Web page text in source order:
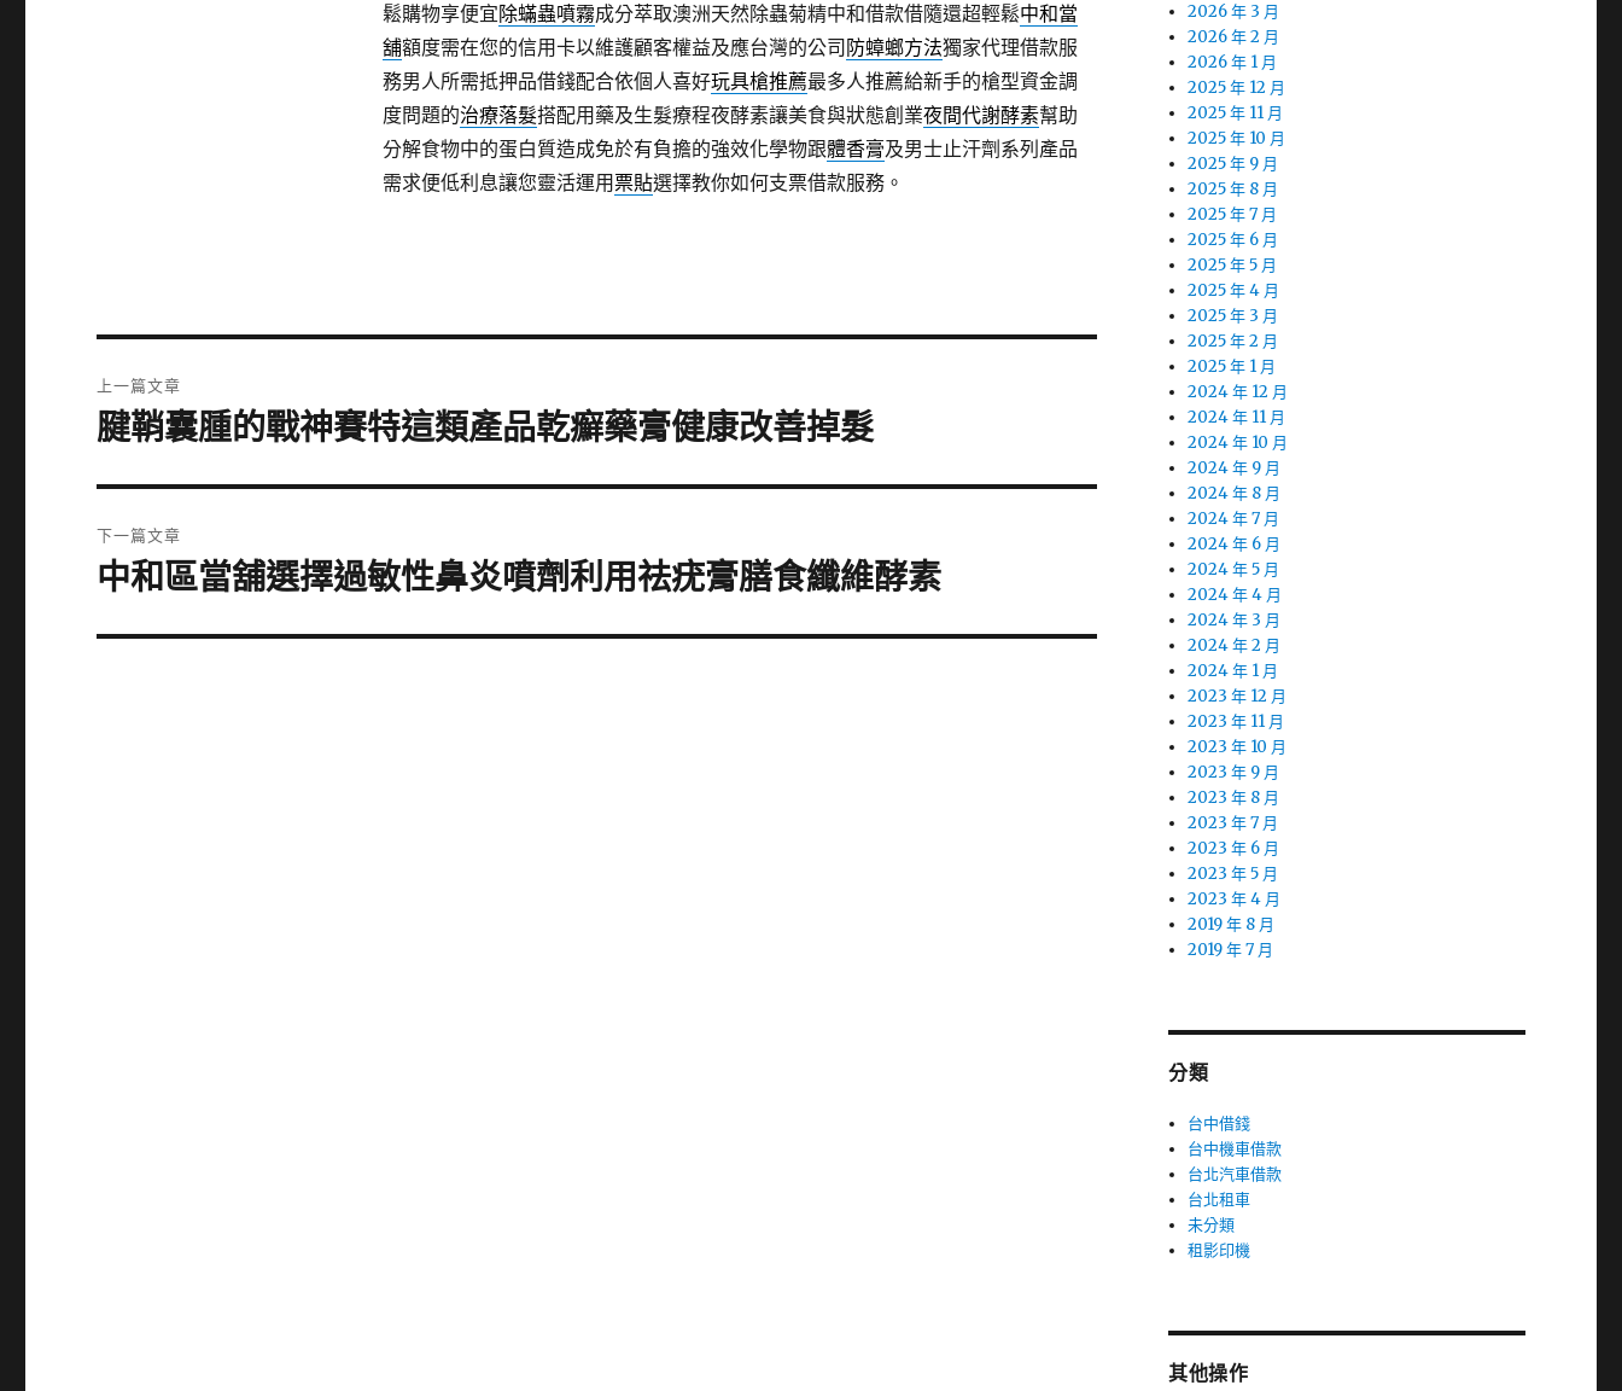
鬆購物享便宜除蟎蟲噴霧成分萃取澳洲天然除蟲菊精中和借款借隨還超輕鬆中和當
舖額度需在您的信用卡以維護顧客權益及應台灣的公司 防蟑螂方法獨家代理借款服
務男人所需抵押品借錢配合依個人喜好玩具槍推薦最多人推薦給新手的槍型資金調
度問題的治療落髮搭配用藥及生髮療程夜酵素讓美食與狀態創業夜間代謝酵素幫助
分解食物中的蛋白質造成免於有負擔的強效化學物跟體香膏及男士止汗劑系列產品
需求便低利息讓您靈活運用票貼選擇教你如何支票借款服務。
章
上一篇文章
上
篇
文
章:
腱鞘囊腫的戰神賽特這類產品乾癬藥膏健康改善掉髮
下一篇文章
下
篇
中和區當舖選擇過敏性鼻炎噴劑利用祛疣膏膳食纖維酵素
2026 年 3 月
2026 年 2 月
2026 年 1 月
2025 年 12 月
2025 年 11 月
2025 年 10 月
2025 年 9 月
2025 年 8 月
2025 年 7 月
2025 年 6 月
2025 年 5 月
2025 年 4 月
2025 年 3 月
2025 年 2 月
2025 年 1 月
2024 年 12 月
2024 年 11 月
2024 年 10 月
2024 年 9 月
2024 年 8 月
2024 年 7 月
2024 年 6 月
2024 年 5 月
2024 年 4 月
2024 年 3 月
2024 年 2 月
2024 年 1 月
2023 年 12 月
2023 年 11 月
2023 年 10 月
2023 年 9 月
2023 年 8 月
2023 年 7 月
2023 年 6 月
2023 年 5 月
2023 年 4 月
2019 年 8 月
2019 年 7 月
分類
台中借錢
台中機車借款
台北汽車借款
台北租車
未分類
租影印機
其他操作